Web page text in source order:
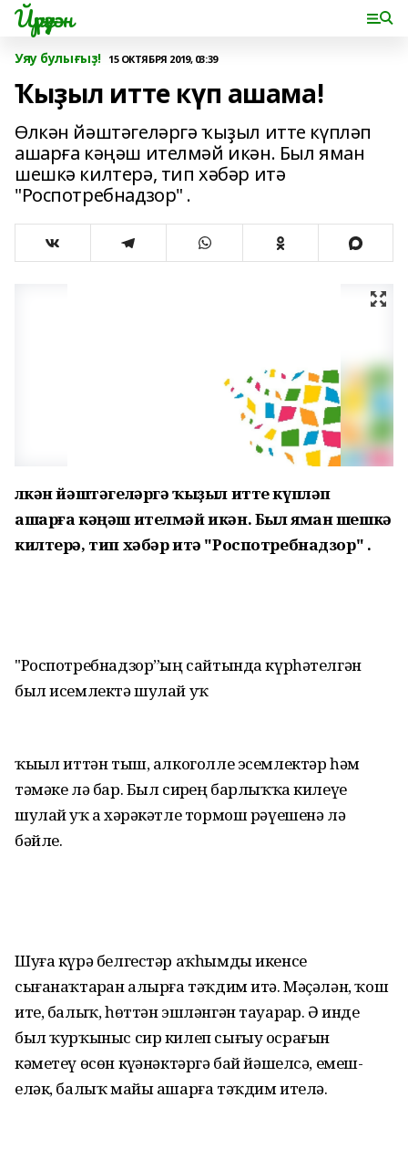
Йүрүҙән
Уяу булығыҙ! 15 ОКТЯБРЯ 2019, 03:39
Ҡыҙыл итте күп ашама!
Өлкән йәштәгеләргә ҡыҙыл итте күпләп
ашарға кәңәш ителмәй икән. Был яман
шешкә килтерә, тип хәбәр итә
"Роспотребнадзор" .
Өлкән йәштәгеләргә ҡыҙыл итте күпләп
ашарға кәңәш ителмәй икән. Был яман шешкә
килтерә, тип хәбәр итә "Роспотребнадзор" .
"Роспотребнадзор”ҙың сайтында күрһәтелгән
был исемлектә шулай уҡ
ҡыҙыл иттән тыш, алкоголле эсемлектәр һәм
тәмәке лә бар. Был сирҙең барлыҡҡа килеүе
шулай уҡ аҙ хәрәкәтле тормош рәүешенә лә
бәйле.
Шуға күрә белгестәр аҡһымды икенсе
сығанаҡтарҙан алырға тәҡдим итә. Мәҫәлән, ҡош
ите, балыҡ, һөттән эшләнгән тауарҙар. Ә инде
был ҡурҡыныс сир килеп сығыу осрағын
кәметеү өсөн күҙәнәктәргә бай йәшелсә, емеш-
еләк, балыҡ майы ашарға тәҡдим ителә.